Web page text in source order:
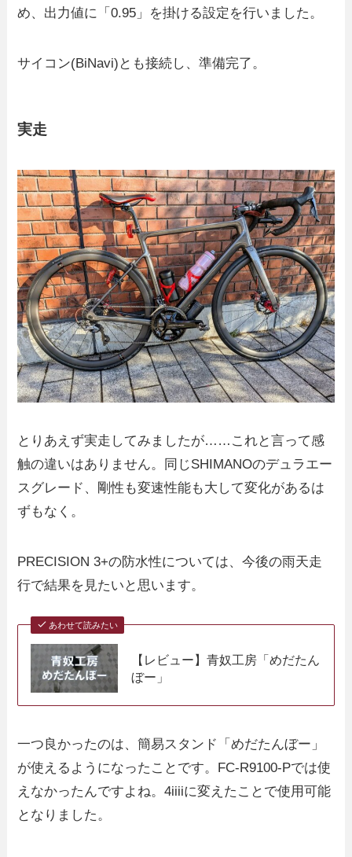
め、出力値に「0.95」を掛ける設定を行いました。
サイコン(BiNavi)とも接続し、準備完了。
実走
とりあえず実走してみましたが……これと言って感
触の違いはありません。同じSHIMANOのデュラエー
スグレード、剛性も変速性能も大して変化があるは
ずもなく。
PRECISION 3+の防水性については、今後の雨天走
行で結果を見たいと思います。
あわせて読みたい
【レビュー】青奴工房「めだたん
ぼー」
一つ良かったのは、簡易スタンド「めだたんぼー」
が使えるようになったことです。FC-R9100-Pでは使
えなかったんですよね。4iiiiに変えたことで使用可能
となりました。